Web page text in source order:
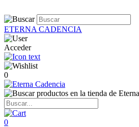
ETERNA CADENCIA
Acceder
0
0